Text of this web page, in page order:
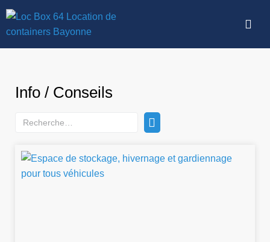
Info / Conseils